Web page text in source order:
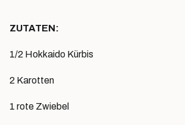
ZUTATEN:
1/2 Hokkaido Kürbis
2 Karotten
1 rote Zwiebel